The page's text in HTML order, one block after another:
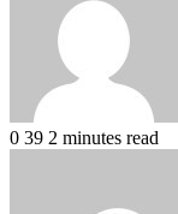
0 39 2 minutes read